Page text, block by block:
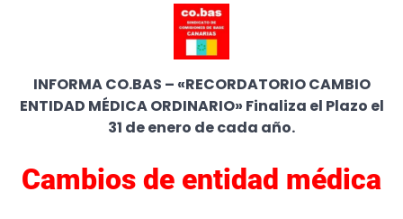
INFORMA CO.BAS – «RECORDATORIO CAMBIO
ENTIDAD MÉDICA ORDINARIO» Finaliza el Plazo el
31 de enero de cada año.
Cambios de entidad médica